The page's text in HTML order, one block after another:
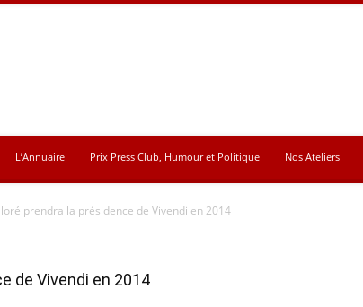
L’Annuaire Prix Press Club, Humour et Politique Nos Ateliers
prendra la présidence de Vivendi en 2014
de Vivendi en 2014